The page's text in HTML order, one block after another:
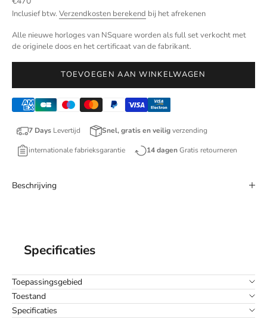
Inclusief btw. Verzendkosten berekend bij het afrekenen
Alle nieuwe horloges van NSquare worden als full set verkocht met
de originele doos en het certificaat van de fabrikant.
TOEVOEGEN AAN WINKELWAGEN
7 Days Levertijd Snel, gratis en veiligverzending
internationale fabrieksgarantie 14 dagenGratis retourneren
Beschrijving
Specificaties
Toepassingsgebied
Toestand
Specificaties